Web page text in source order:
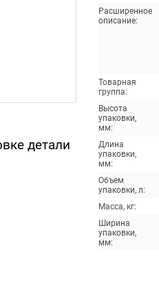
детали
Расширенное
описание:
Товарная
группа:
Высота
упаковки,
мм:
Длина
упаковки,
мм:
Объем
упаковки, л:
Масса, кг:
Ширина
упаковки,
мм: